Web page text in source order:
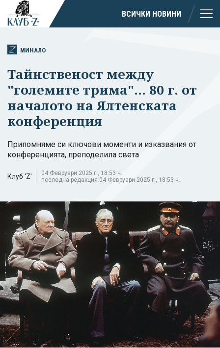
ВСИЧКИ НОВИНИ
МИНАЛО
Тайнственост между
"големите трима"... 80 г. от
началото на Ялтенската
конференция
Припомняме си ключови моменти и изказвания от
конференцията, преподелила света
Клуб 'Z'
04 Февруари 2025 г., 18:53 ч.
последна редакция 04 Февруари 2025 г., 18:53 ч.